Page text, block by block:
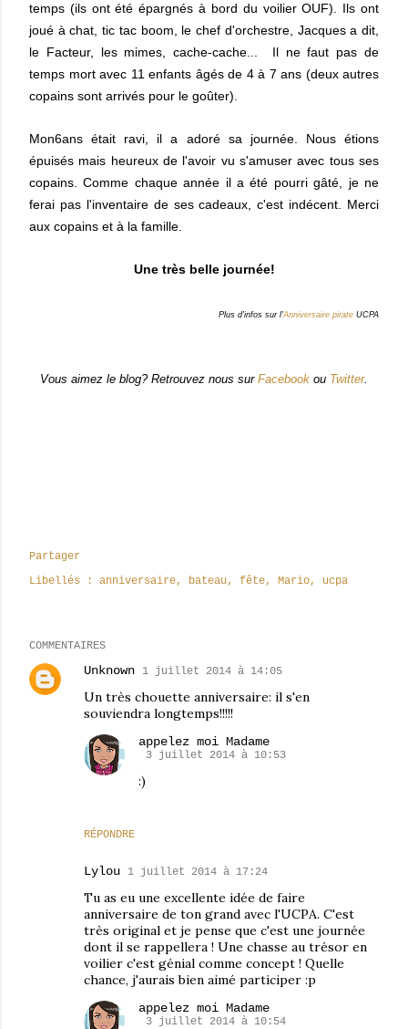
temps (ils ont été épargnés à bord du voilier OUF). Ils ont
joué à chat, tic tac boom, le chef d'orchestre, Jacques a dit,
le Facteur, les mimes, cache-cache... Il ne faut pas de
temps mort avec 11 enfants âgés de 4 à 7 ans (deux autres
copains sont arrivés pour le goûter).
Mon6ans était ravi, il a adoré sa journée. Nous étions
épuisés mais heureux de l'avoir vu s'amuser avec tous ses
copains. Comme chaque année il a été pourri gâté, je ne
ferai pas l'inventaire de ses cadeaux, c'est indécent. Merci
aux copains et à la famille.
Une très belle journée!
Plus d'infos sur l'Anniversaire pirate UCPA
Vous aimez le blog? Retrouvez nous sur Facebook ou Twitter.
Partager
Libellés :
anniversaire bateau fête Mario ucpa
COMMENTAIRES
Unknown 1 juillet 2014 à 14:05
Un très chouette anniversaire: il s'en
souviendra longtemps!!!!!
RÉPONDRE
appelez moi Madame
3 juillet 2014 à 10:53
:)
Lylou 1 juillet 2014 à 17:24
Tu as eu une excellente idée de faire
anniversaire de ton grand avec l'UCPA. C'est
très original et je pense que c'est une journée
dont il se rappellera ! Une chasse au trésor en
voilier c'est génial comme concept ! Quelle
chance, j'aurais bien aimé participer :p
appelez moi Madame
3 juillet 2014 à 10:54